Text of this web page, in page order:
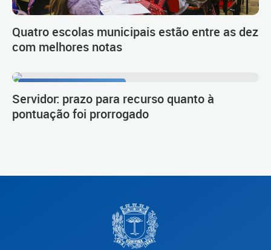
Quatro escolas municipais estão entre as dez
com melhores notas
Servidor: prazo para recurso quanto à
pontuação foi prorrogado